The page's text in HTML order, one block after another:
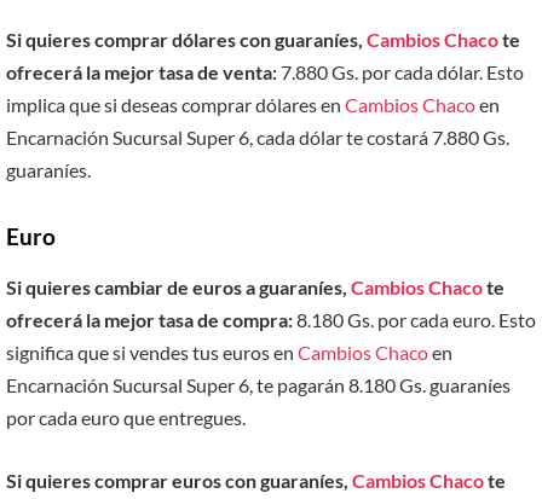
Si quieres comprar dólares con guaraníes, Cambios Chacote
ofrecerá la mejor tasa de venta:7.880 Gs. por cada dólar. Esto
implica que si deseas comprar dólares en Cambios Chacoen
Encarnación Sucursal Super 6, cada dólar te costará 7.880 Gs.
guaraníes.
Euro
Si quieres cambiar de euros a guaraníes, Cambios Chacote
ofrecerá la mejor tasa de compra:8.180 Gs. por cada euro. Esto
significa que si vendes tus euros en Cambios Chacoen
Encarnación Sucursal Super 6, te pagarán 8.180 Gs. guaraníes
por cada euro que entregues.
Si quieres comprar euros con guaraníes, Cambios Chacote